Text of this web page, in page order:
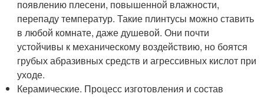
появлению плесени, повышенной влажности,
перепаду температур. Такие плинтусы можно ставить
в любой комнате, даже душевой. Они почти
устойчивы к механическому воздействию, но боятся
грубых абразивных средств и агрессивных кислот при
уходе.
Керамические. Процесс изготовления и состав